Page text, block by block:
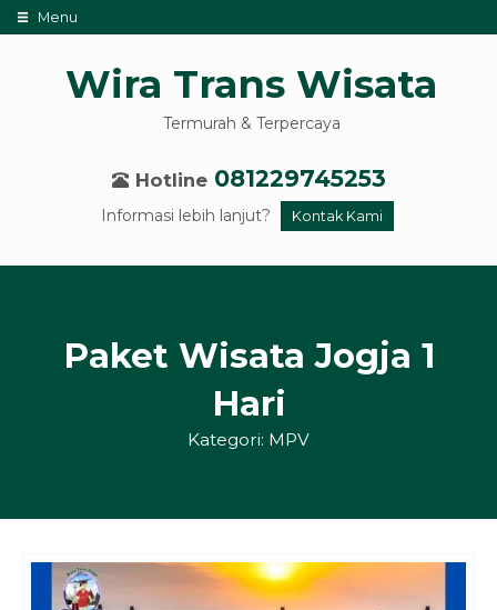
Menu
Wira Trans Wisata
Termurah & Terpercaya
Hotline 081229745253
Informasi lebih lanjut? Kontak Kami
Paket Wisata Jogja 1
Hari
Kategori: MPV